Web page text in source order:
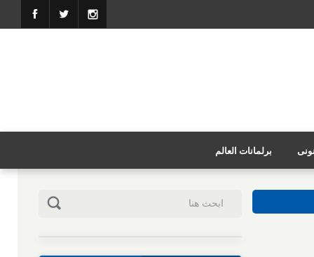
برلمانات العالم